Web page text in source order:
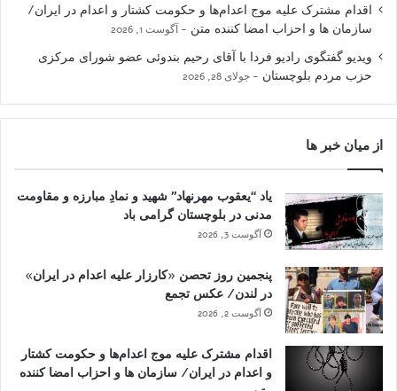
اقدام مشترک علیه موج اعدام‌ها و حکومت کشتار و اعدام در ایران/
سازمان ها و احزاب امضا کننده متن
آگوست 1, 2026
ویدیو گفتگوی رادیو فردا با آقای رحیم بندوئی عضو شورای مرکزی
حزب مردم بلوچستان
جولای 28, 2026
از میان خبر ها
یاد “یعقوب مهرنهاد” شهید و نمادِ مبارزه و مقاومت
مدنی در بلوچستان گرامی باد
آگوست 3, 2026
پنجمین روز تحصن «کارزار علیه اعدام در ایران»
در لندن/ عکس تجمع
آگوست 2, 2026
اقدام مشترک علیه موج اعدام‌ها و حکومت کشتار
و اعدام در ایران/ سازمان ها و احزاب امضا کننده